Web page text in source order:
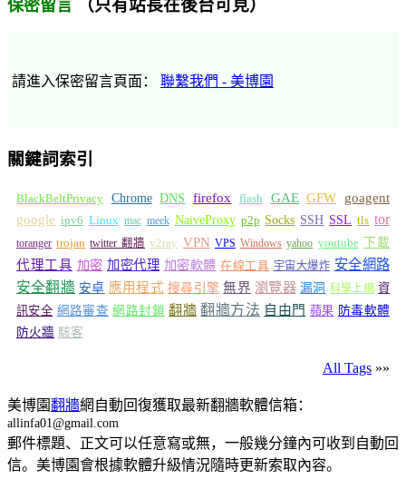
保密留言 （只有站長在後台可見）
請進入保密留言頁面： 聯繫我們 - 美博園
關鍵詞索引
BlackBeltPrivacy Chrome DNS firefox flash GAE GFW
goagent
google ipv6 Linux mac meek NaiveProxy p2p Socks SSH SSL tls tor
toranger trojan twitter 翻牆 v2ray VPN VPS Windows yahoo youtube 下載
代理工具 加密 加密代理 加密軟體 在線工具 宇宙大爆炸 安全網路
安全翻牆 安卓 應用程式 搜尋引擎 無界 瀏覽器 漏洞 科學上網 資
訊安全 網路審查 網路封鎖 翻牆 翻牆方法 自由門 蘋果 防毒軟體
防火牆 駭客
All Tags »»
美博園翻牆網自動回復獲取最新翻牆軟體信箱：
allinfa01@gmail.com
郵件標題、正文可以任意寫或無，一般幾分鐘內可收到自動回
信。美博園會根據軟體升級情況隨時更新索取內容。